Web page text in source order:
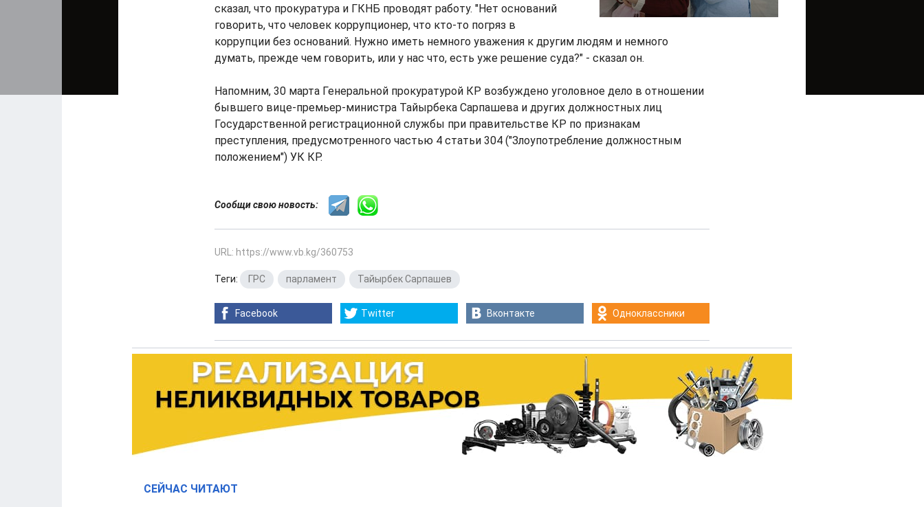
сказал, что прокуратура и ГКНБ проводят работу. "Нет оснований
говорить, что человек коррупционер, что кто-то погряз в
коррупции без оснований. Нужно иметь немного уважения к другим людям и немного
думать, прежде чем говорить, или у нас что, есть уже решение суда?" - сказал он.
Напомним, 30 марта Генеральной прокуратурой КР возбуждено уголовное дело в отношении
бывшего вице-премьер-министра Тайырбека Сарпашева и других должностных лиц
Государственной регистрационной службы при правительстве КР по признакам
преступления, предусмотренного частью 4 статьи 304 ("Злоупотребление должностным
положением") УК КР.
Сообщи свою новость:
URL: https://www.vb.kg/360753
Теги: ГРС парламент Тайырбек Сарпашев
Facebook Twitter Вконтакте Одноклассники
СЕЙЧАС ЧИТАЮТ